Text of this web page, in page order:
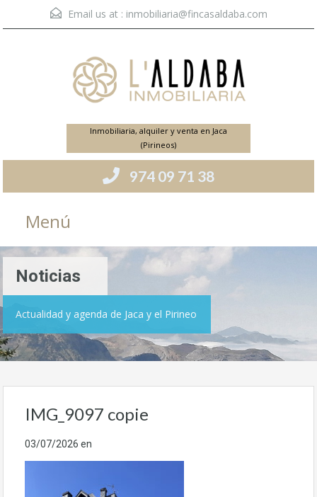
Email us at : inmobiliaria@fincasaldaba.com
Inmobiliaria, alquiler y venta en Jaca
(Pirineos)
974 09 71 38
Menú
Noticias
Actualidad y agenda de Jaca y el Pirineo
IMG_9097 copie
03/07/2026 en